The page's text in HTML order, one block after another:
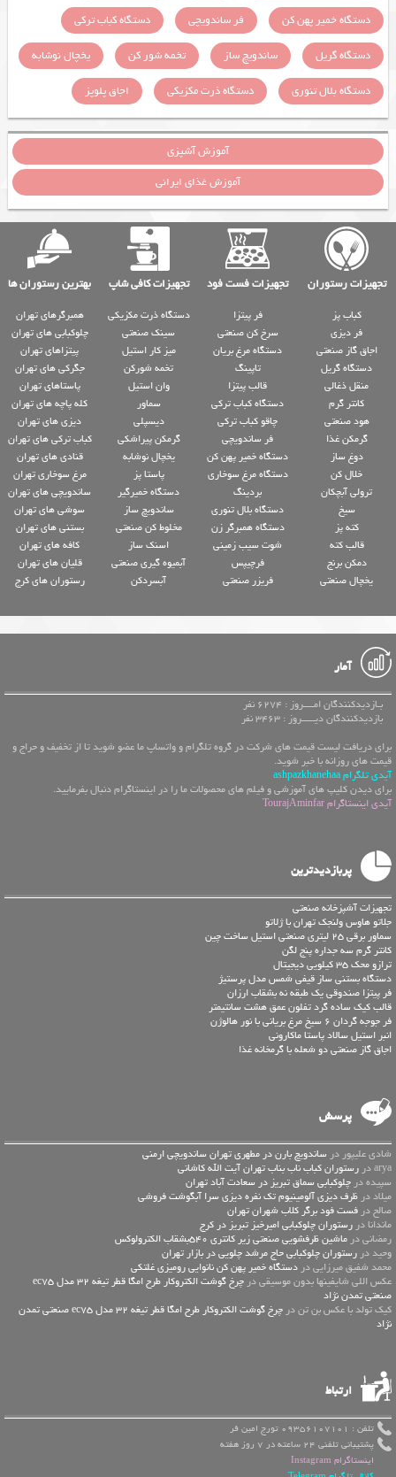
دستگاه خمیر پهن کن
فر ساندویچی
دستگاه کباب ترکی
دستگاه گریل
ساندویچ ساز تخمه شور کن
یخچال نوشابه
دستگاه بلال تنوری
دستگاه ذرت مکزیکی اجاق پلوپز
آموزش آشپزی
آموزش غذای ایرانی
تجهیزات رستوران تجهیزات فست فود تجهیزات کافی شاپ بهترین رستوران ها
کباب پز
فر دیزی
اجاق گاز صنعتی
دستگاه گریل
منقل ذغالی
کانتر گرم
هود صنعتی
گرمکن غذا
دوغ ساز
خلال کن
ترولی آبچکان
سیخ
کته پز
قالب کته
دمکن برنج
یخچال صنعتی
فر پیتزا
سرخ کن صنعتی
دستگاه مرغ بریان
تاپینگ
قالب پیتزا
دستگاه کباب ترکی
چاقو کباب ترکی
فر ساندویچی
دستگاه خمیر پهن کن
دستگاه مرغ سوخاری
بردینگ
دستگاه بلال تنوری
دستگاه همبرگر زن
شوت سیب زمینی
فرچیپس
فریزر صنعتی
دستگاه ذرت مکزیکی
سینک صنعتی
میز کار استیل
تخمه شورکن
وان استیل
سماور
دیسپلی
گرمکن پیراشکی
یخچال نوشابه
پاستا پز
دستگاه خمیرگیر
ساندویچ ساز
مخلوط کن صنعتی
اسنک ساز
آبمیوه گیری صنعتی
آبسردکن
همبرگرهای تهران
چلوکبابی های تهران
پیتزاهای تهران
جگرکی های تهران
پاستاهای تهران
کله پاچه های تهران
دیزی های تهران
کباب ترکی های تهران
قنادی های تهران
مرغ سوخاری تهران
ساندویچی های تهران
سوشی های تهران
بستنی های تهران
کافه های تهران
قلیان های تهران
رستوران های کرج
آمار
بـازدیدکنندگان امــــروز : 6274 نفر
بازدیدکنندگان دیـــــروز : 3463 نفر
برای دریافت لیست قیمت های شرکت در گروه تلگرام و واتساپ ما عضو شوید تا از تخفیف و حراج و
قیمت های روزانه با خبر شوید.
آیدی تلگرام ashpazkhanehaa
برای دیدن کلیپ های آموزشی و فیلم های محصولات ما را در اینستاگرام دنبال بفرمایید.
آیدی اینستاگرام TourajAminfar
پربازدیدترین
تجهیزات آشپزخانه صنعتی
جلاتو هاوس ولنجک تهران با ژلاتو
سماور برقی 25 لیتری صنعتی استیل ساخت چین
کانتر گرم سه جداره پنج لگن
ترازو محک 35 کیلویی دیجیتال
دستگاه بستنی ساز قیفی شمس مدل پرستیژ
فر پیتزا صندوقی یک طبقه نه بشقاب ارزان
قالب کیک ساده گرد تفلون عمق هشت سانتیمتر
فر جوجه گردان 6 سیخ مرغ بریانی با نور هالوژن
انبر استیل سالاد پاستا ماکارونی
اجاق گاز صنعتی دو شعله با گرمخانه غذا
پرسش
شادی علیپور در ساندویچ بارن در مطهری تهران ساندویچی ارمنی
arya در
رستوران کباب ناب بناب تهران آیت الله کاشانی
سپیده در چلوکبابی سماق تبریز در سعادت آباد تهران
میلاد در ظرف دیزی آلومینیوم تک نفره دیزی سرا آبگوشت فروشی
صالح در فست فود برگر کلاب شهران تهران
ماندانا در رستوران چلوکبابی امیرخیز تبریز در کرج
رمضانی در ماشین ظرفشویی صنعتی زیر کانتری 540بشقاب الکترولوکس
وحید در رستوران چلوکبابی حاج مرشد چلویی در بازار تهران
محمد شفیق میرزایی در دستگاه خمیر پهن کن نانوایی رومیزی غلتکی
عكس اللي شايفينها بدون موسيقى در
چرخ گوشت الکتروکار طرح امگا قطر تیغه 32 مدل ec75
صنعتی تمدن نژاد
کیک تولد با عکس بن تن در
چرخ گوشت الکتروکار طرح امگا قطر تیغه 32 مدل ec75 صنعتی تمدن
نژاد
ارتباط
تلفن : 09356107101 تورج امین فر
پشتیبانی تلفنی 24 ساعته در 7 روز هفته
اینستاگرام Instagram